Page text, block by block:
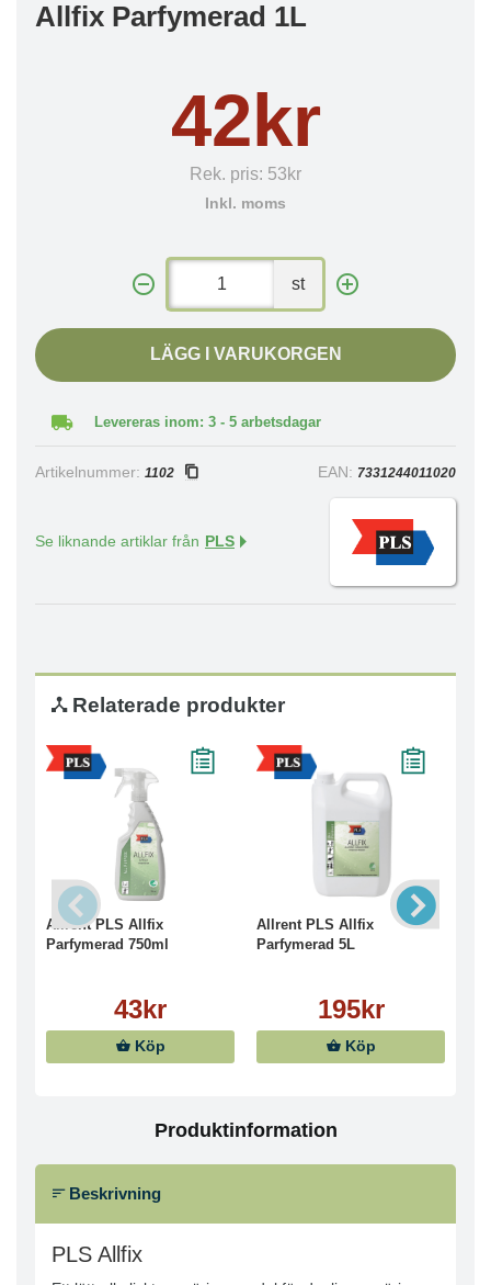
Allfix Parfymerad 1L
42kr
Rek. pris: 53kr
Inkl. moms
st
LÄGG I VARUKORGEN
Levereras inom: 3 - 5 arbetsdagar
Artikelnummer: 1102 EAN: 7331244011020
Se liknande artiklar från PLS
Relaterade produkter
Allrent PLS Allfix
Parfymerad 750ml
43kr
Köp
Allrent PLS Allfix
Parfymerad 5L
195kr
Köp
Produktinformation
Beskrivning
PLS Allfix